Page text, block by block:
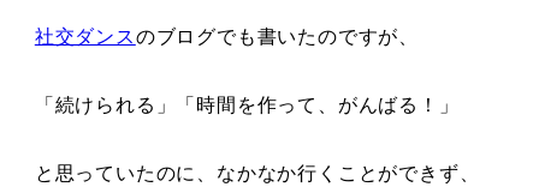
社交ダンスのブログでも書いたのですが、
「続けられる」「時間を作って、がんばる！」
と思っていたのに、なかなか行くことができず、